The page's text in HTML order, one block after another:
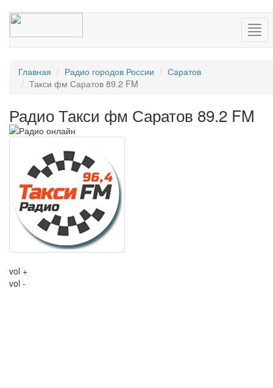
Главная Радио городов России
Саратов
Такси фм Саратов 89.2 FM
Радио Такси фм Саратов 89.2 FM
vol +
vol -